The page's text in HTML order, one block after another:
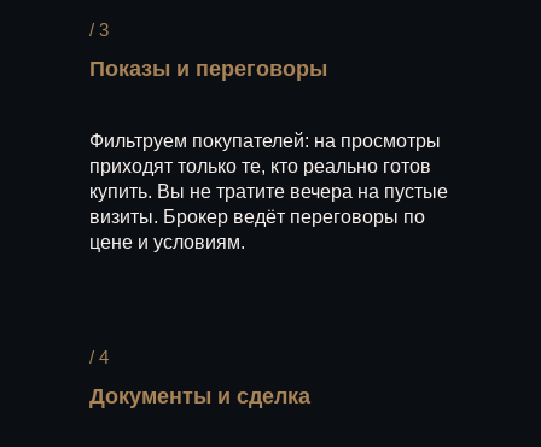
/ 3
/ 4
Показы и переговоры
Документы и сделка
Фильтруем покупателей: на просмотры
приходят только те, кто реально готов
купить. Вы не тратите вечера на пустые
визиты. Брокер ведёт переговоры по
цене и условиям.